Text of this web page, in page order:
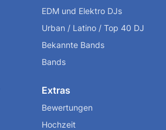
EDM und Elektro DJs
Urban / Latino / Top 40 DJ
Bekannte Bands
Bands
Extras
Bewertungen
Hochzeit